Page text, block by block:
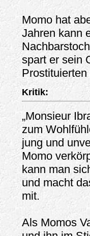
Momo hat
Jahren kann
spart er sein
Kritik:
„Monsieur
zum
jung und
Momo
kann man
und macht
mit.
Als Momos